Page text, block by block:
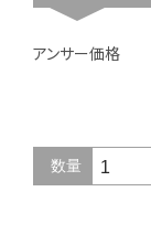
アンサー価格
数量